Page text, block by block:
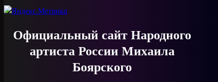
Официальный сайт Народного
артиста России Михаила
Боярского